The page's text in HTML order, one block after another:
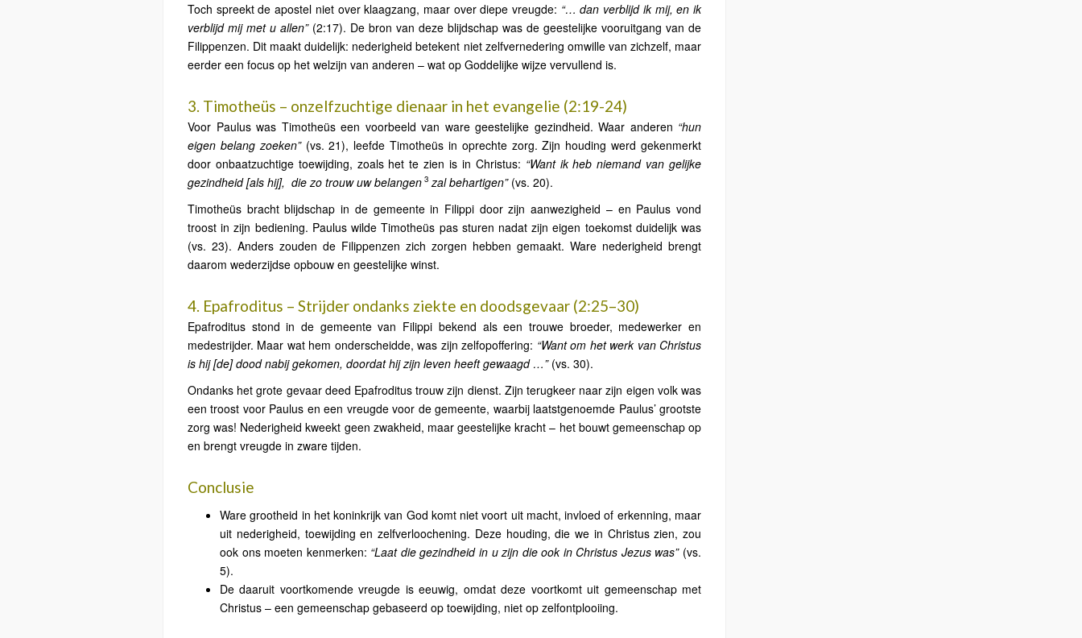
Toch spreekt de apostel niet over klaagzang, maar over diepe vreugde: “… dan verblijd ik mij, en ik
verblijd mij met u allen”(2:17). De bron van deze blijdschap was de geestelijke vooruitgang van de
Filippenzen. Dit maakt duidelijk: nederigheid betekent niet zelfvernedering omwille van zichzelf, maar
eerder een focus op het welzijn van anderen – wat op Goddelijke wijze vervullend is.
3. Timotheüs – onzelfzuchtige dienaar in het evangelie (2:19-24)
Voor Paulus was Timotheüs een voorbeeld van ware geestelijke gezindheid. Waar anderen “hun
eigen belang zoeken”(vs. 21), leefde Timotheüs in oprechte zorg. Zijn houding werd gekenmerkt
door onbaatzuchtige toewijding, zoals het te zien is in Christus: “Want ik heb niemand van gelijke
gezindheid [als hij], die zo trouw uw belangen 3 zal behartigen”(vs. 20).
Timotheüs bracht blijdschap in de gemeente in Filippi door zijn aanwezigheid – en Paulus vond
troost in zijn bediening. Paulus wilde Timotheüs pas sturen nadat zijn eigen toekomst duidelijk was
(vs. 23). Anders zouden de Filippenzen zich zorgen hebben gemaakt. Ware nederigheid brengt
daarom wederzijdse opbouw en geestelijke winst.
4. Epafroditus – Strijder ondanks ziekte en doodsgevaar (2:25–30)
Epafroditus stond in de gemeente van Filippi bekend als een trouwe broeder, medewerker en
medestrijder. Maar wat hem onderscheidde, was zijn zelfopoffering: “Want om het werk van Christus
is hij [de] dood nabij gekomen, doordat hij zijn leven heeft gewaagd …”(vs. 30).
Ondanks het grote gevaar deed Epafroditus trouw zijn dienst. Zijn terugkeer naar zijn eigen volk was
een troost voor Paulus en een vreugde voor de gemeente, waarbij laatstgenoemde Paulus’ grootste
zorg was! Nederigheid kweekt geen zwakheid, maar geestelijke kracht – het bouwt gemeenschap op
en brengt vreugde in zware tijden.
Conclusie
Ware grootheid in het koninkrijk van God komt niet voort uit macht, invloed of erkenning, maar
uit nederigheid, toewijding en zelfverloochening. Deze houding, die we in Christus zien, zou
ook ons ​​moeten kenmerken: “Laat die gezindheid in u zijn die ook in Christus Jezus was”(vs.
5).
De daaruit voortkomende vreugde is eeuwig, omdat deze voortkomt uit gemeenschap met
Christus – een gemeenschap gebaseerd op toewijding, niet op zelfontplooiing.